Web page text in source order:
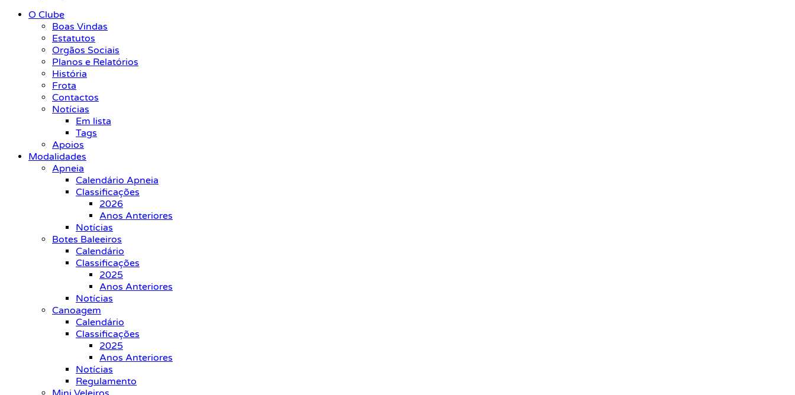
O Clube
Boas Vindas
Estatutos
Orgãos Sociais
Planos e Relatórios
História
Frota
Contactos
Notícias
Em lista
Tags
Apoios
Modalidades
Apneia
Calendário Apneia
Classificações
2026
Anos Anteriores
Notícias
Botes Baleeiros
Calendário
Classificações
2025
Anos Anteriores
Notícias
Canoagem
Calendário
Classificações
2025
Anos Anteriores
Notícias
Regulamento